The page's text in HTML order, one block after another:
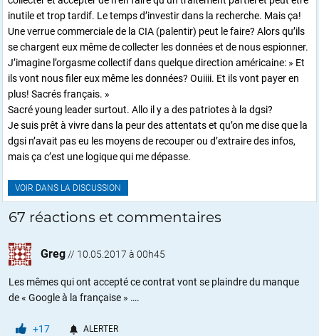
inutile et trop tardif. Le temps d’investir dans la recherche. Mais ça!
Une verrue commerciale de la CIA (palentir) peut le faire? Alors qu’ils
se chargent eux même de collecter les données et de nous espionner.
J’imagine l’orgasme collectif dans quelque direction américaine: » Et
ils vont nous filer eux même les données? Ouiiii. Et ils vont payer en
plus! Sacrés français. »
Sacré young leader surtout. Allo il y a des patriotes à la dgsi?
Je suis prêt à vivre dans la peur des attentats et qu’on me dise que la
dgsi n’avait pas eu les moyens de recouper ou d’extraire des infos,
mais ça c’est une logique qui me dépasse.
VOIR DANS LA DISCUSSION
67 réactions et commentaires
Greg // 10.05.2017 à 00h45
Les mêmes qui ont accepté ce contrat vont se plaindre du manque
de « Google à la française » ….
+17 ALERTER